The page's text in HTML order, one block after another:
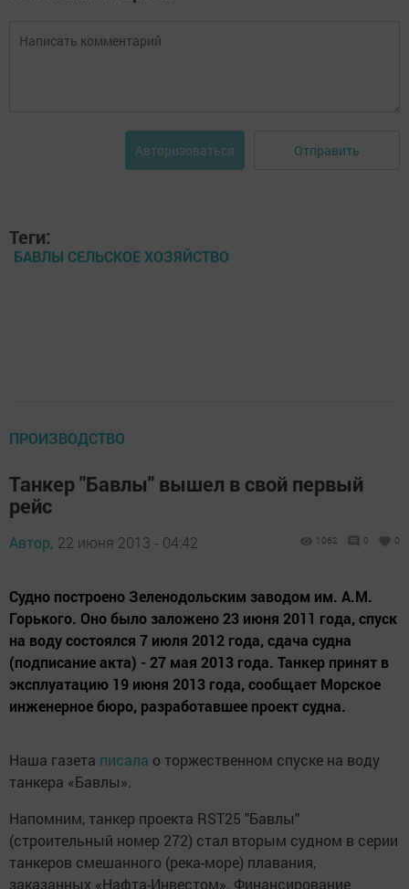
Авторизоваться Отправить
Теги:
БАВЛЫ СЕЛЬСКОЕ ХОЗЯЙСТВО
ПРОИЗВОДСТВО
Танкер "Бавлы" вышел в свой первый
рейс
Автор, 22 июня 2013 - 04:42 1062 0 0
Судно построено Зеленодольским заводом им. А.М.
Горького. Оно было заложено 23 июня 2011 года, спуск
на воду состоялся 7 июля 2012 года, сдача судна
(подписание акта) - 27 мая 2013 года. Танкер принят в
эксплуатацию 19 июня 2013 года, сообщает Морское
инженерное бюро, разработавшее проект судна.
Наша газета писала о торжественном спуске на воду
танкера «Бавлы».
Напомним, танкер проекта RST25 "Бавлы"
(строительный номер 272) стал вторым судном в серии
танкеров смешанного (река-море) плавания,
заказанных «Нафта-Инвестом». Финансирование